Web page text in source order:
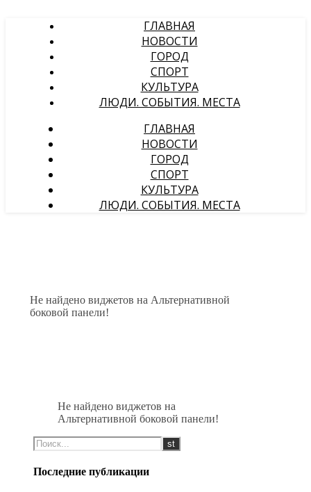
ГЛАВНАЯ
НОВОСТИ
ГОРОД
СПОРТ
КУЛЬТУРА
ЛЮДИ. СОБЫТИЯ. МЕСТА
ГЛАВНАЯ
НОВОСТИ
ГОРОД
СПОРТ
КУЛЬТУРА
ЛЮДИ. СОБЫТИЯ. МЕСТА
Не найдено виджетов на Альтернативной
боковой панели!
Не найдено виджетов на
Альтернативной боковой панели!
Последние публикации